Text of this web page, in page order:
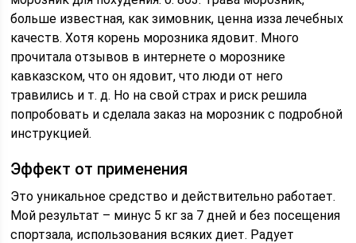
больше известная, как зимовник, ценна изза лечебных
качеств. Хотя корень морозника ядовит. Много
прочитала отзывов в интернете о морознике
кавказском, что он ядовит, что люди от него
травились и т. д. Но на свой страх и риск решила
попробовать и сделала заказ на морозник с подробной
инструкцией.
Эффект от применения
Это уникальное средство и действительно работает.
Мой результат – минус 5 кг за 7 дней и без посещения
спортзала, использования всяких диет. Радует